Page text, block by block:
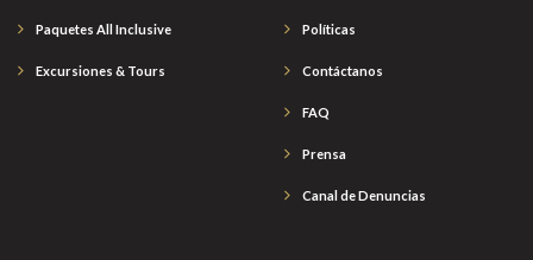
Paquetes All Inclusive
Excursiones & Tours
Políticas
Contáctanos
FAQ
Prensa
Canal de Denuncias